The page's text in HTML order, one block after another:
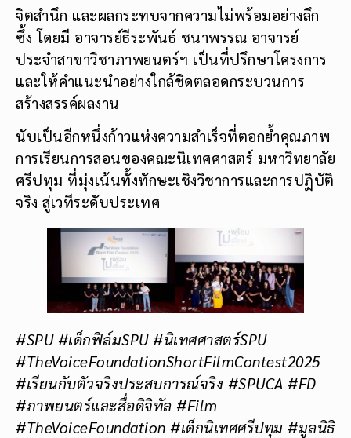
จิตสำนึก และผลกระทบจากความไม่พร้อมอย่างลึก
ซึ้ง โดยมี อาจารย์ธีระพันธ์ ชนาพรรณ อาจารย์
ประจำสาขาวิชาภาพยนตร์ฯ เป็นที่ปรึกษาโครงการ
และให้คำแนะนำอย่างใกล้ชิดตลอดกระบวนการ
สร้างสรรค์ผลงาน
นับเป็นอีกหนึ่งก้าวแห่งความสำเร็จที่ตอกย้ำคุณภาพ
การเรียนการสอนของคณะนิเทศศาสตร์ มหาวิทยาลัย
ศรีปทุม ที่มุ่งเน้นทั้งทักษะเชิงวิชาการและการปฏิบัติ
จริง สู่เวทีระดับประเทศ
#SPU #เด็กฟิล์มSPU #นิเทศศาสตร์SPU
#TheVoiceFoundationShortFilmContest2025
#เรียนกับตัวจริงประสบการณ์จริง #SPUCA #FD
#ภาพยนตร์และสื่อดิจิทัล #Film
#TheVoiceFoundation #เด็กนิเทศศรีปทุม #มูลนิธิ